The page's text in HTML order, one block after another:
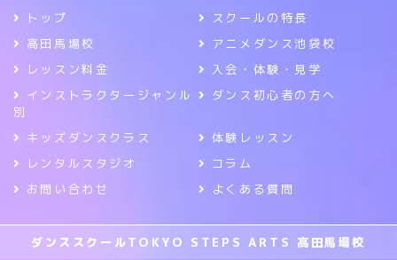
トップ
スクールの特長
高田馬場校
アニメダンス池袋校
レッスン料金
入会・体験・見学
インストラクタージャンル
別
ダンス初心者の方へ
キッズダンスクラス
体験レッスン
レンタルスタジオ
コラム
お問い合わせ
よくある質問
ダンススクールTOKYO STEPS ARTS 高田馬場校